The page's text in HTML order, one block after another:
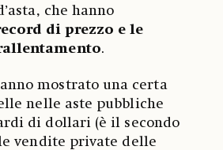
che hanno
di prezzo e le
.
mostrato una certa
nelle aste pubbliche
di dollari (è il secondo
vendite private delle